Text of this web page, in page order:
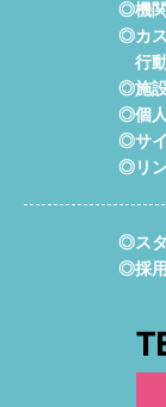
◎機
◎カス
行
◎施
◎個
◎サ
◎リ
◎ス
◎採